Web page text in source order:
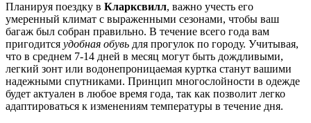
Планируя поездку в Кларксвилл, важно учесть его
умеренный климат с выраженными сезонами, чтобы ваш
багаж был собран правильно. В течение всего года вам
пригодится удобная обувь для прогулок по городу. Учитывая,
что в среднем 7-14 дней в месяц могут быть дождливыми,
легкий зонт или водонепроницаемая куртка станут вашими
надежными спутниками. Принцип многослойности в одежде
будет актуален в любое время года, так как позволит легко
адаптироваться к изменениям температуры в течение дня.